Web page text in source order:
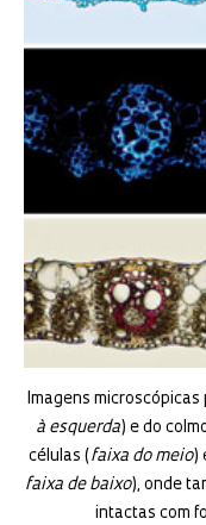
Imagens microscópicas
à esquerda) e do
células ( faixa do meio)
faixa de baixo), onde
intactas com